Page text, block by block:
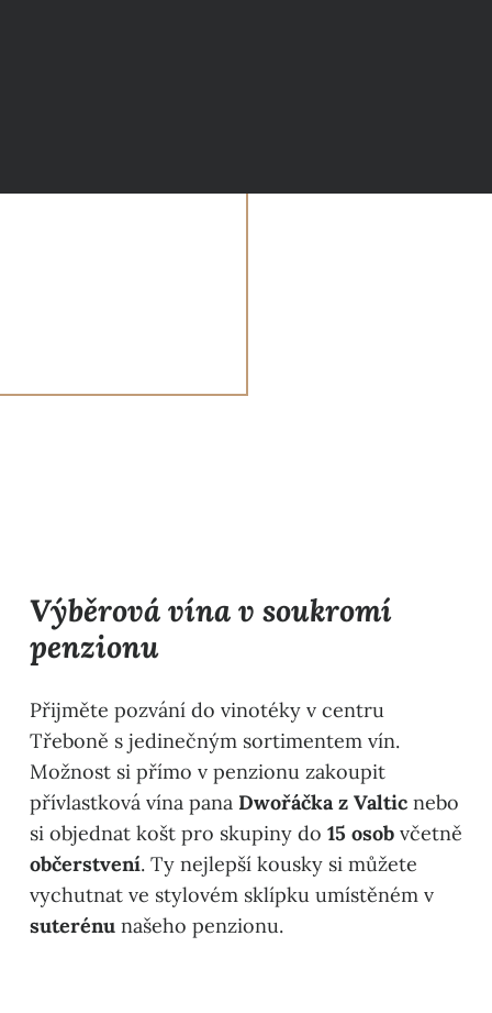
Výběrová vína v soukromí
penzionu
Přijměte pozvání do vinotéky v centru
Třeboně s jedinečným sortimentem vín.
Možnost si přímo v penzionu zakoupit
přívlastková vína pana Dwořáčka z Valtic nebo
si objednat košt pro skupiny do 15 osob včetně
občerstvení. Ty nejlepší kousky si můžete
vychutnat ve stylovém sklípku umístěném v
suterénu našeho penzionu.